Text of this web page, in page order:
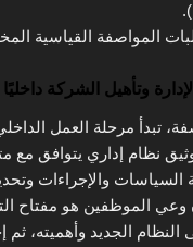
المواصفة القياسية
تبدأ مرحلة العمل
نظام إداري يتوافق مع
السياسات والإجراءات
وعي الموظفين هو مفتاح
الجديد وأهميته، ثم